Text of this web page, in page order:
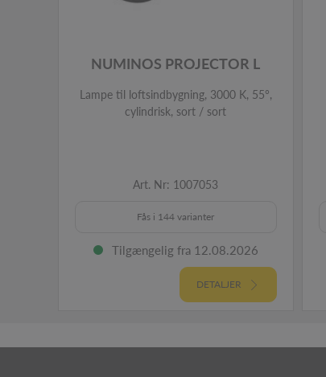
NUMINOS PROJECTOR L
Lampe til loftsindbygning, 3000 K, 55°,
cylindrisk, sort / sort
Art. Nr: 1007053
Fås i 144 varianter
Tilgængelig fra 12.08.2026
DETALJER